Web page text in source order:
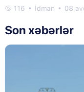
116 İdman 08
Son xəbərlər